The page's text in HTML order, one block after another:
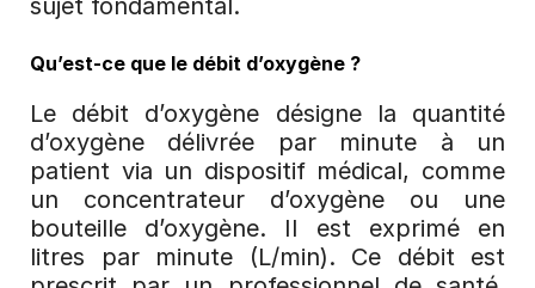
sujet fondamental.
Qu’est-ce que le débit d’oxygène ?
Le débit d’oxygène désigne la quantité
d’oxygène délivrée par minute à un
patient via un dispositif médical, comme
un concentrateur d’oxygène ou une
bouteille d’oxygène. Il est exprimé en
litres par minute (L/min). Ce débit est